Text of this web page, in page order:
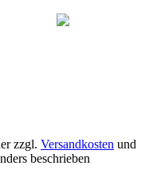
zzgl. Versandkosten und
beschrieben